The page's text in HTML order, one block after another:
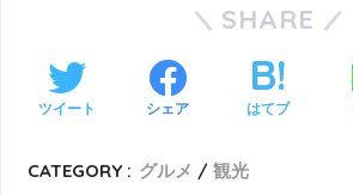
SHARE
ツイート シェア はてブ
CATEGORY : グルメ
観光